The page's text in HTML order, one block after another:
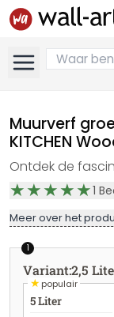
Muurverf
KITCHEN
Ontdek de
1
Meer over het
1
Variant:2,5
★populair
5 Liter